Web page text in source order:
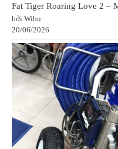
Fat Tiger Roaring Love 2 –
bởi Wibu
20/06/2026